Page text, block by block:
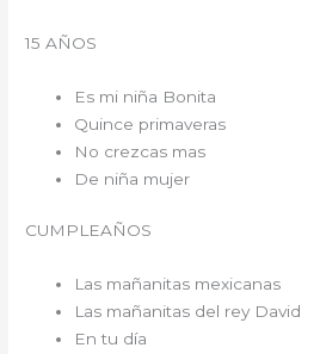
15 AÑOS
Es mi niña Bonita
Quince primaveras
No crezcas mas
De niña mujer
CUMPLEAÑOS
Las mañanitas mexicanas
Las mañanitas del rey David
En tu día